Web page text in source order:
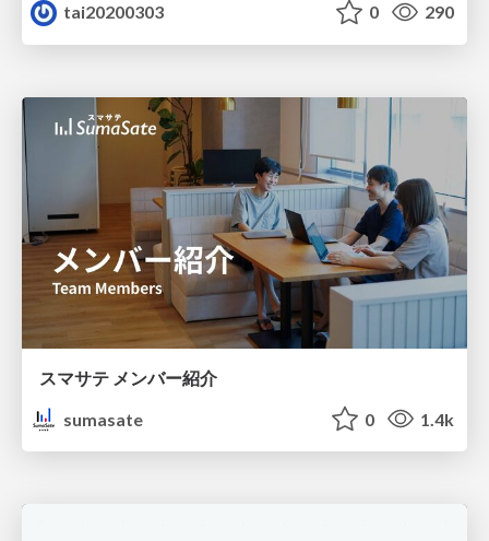
tai20200303
0 290
スマサテ メンバー紹介
sumasate
0 1.4k